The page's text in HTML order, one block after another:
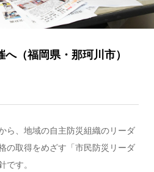
（福岡県・那珂川市）
ら、地域の自主防災組織のリーダ
の取得をめざす「市民防災リーダ
です。